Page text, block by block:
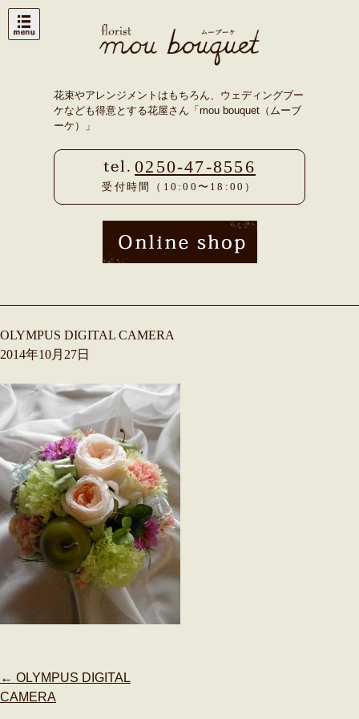
Skip
花束やアレンジメントはもちろん、ウェディングブー
ケなども得意とする花屋さん「mou bouquet（ムーブ
ーケ）」
0250-47-8556
受付時間（10:00〜18:00）
OLYMPUS DIGITAL CAMERA
2014年10月27日
Post
navigation
← OLYMPUS DIGITAL
CAMERA